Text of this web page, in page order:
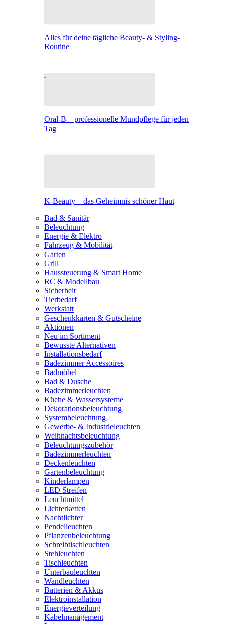
Alles für deine tägliche Beauty- & Styling-
Routine
Oral-B – professionelle Mundpflege für jeden
Tag
K-Beauty – das Geheimnis schöner Haut
Bad & Sanitär
Beleuchtung
Energie & Elektro
Fahrzeug & Mobilität
Garten
Grill
Haussteuerung & Smart Home
RC & Modellbau
Sicherheit
Tierbedarf
Werkstatt
Geschenkkarten & Gutscheine
Aktionen
Neu im Sortiment
Bewusste Alternativen
Installationsbedarf
Badezimmer Accessoires
Badmöbel
Bad & Dusche
Badezimmerleuchten
Küche & Wassersysteme
Dekorationsbeleuchtung
Systembeleuchtung
Gewerbe- & Industrieleuchten
Weihnachtsbeleuchtung
Beleuchtungszubehör
Badezimmerleuchten
Deckenleuchten
Gartenbeleuchtung
Kinderlampen
LED Streifen
Leuchtmittel
Lichterketten
Nachtlichter
Pendelleuchten
Pflanzenbeleuchtung
Schreibtischleuchten
Stehleuchten
Tischleuchten
Unterbauleuchten
Wandleuchten
Batterien & Akkus
Elektroinstallation
Energieverteilung
Kabelmanagement